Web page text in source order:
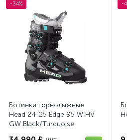
-34%
Ботинки горнолыжные
Head 24-25 Edge 95 W HV
GW Black/Turquoise
-